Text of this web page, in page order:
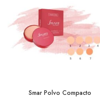
Smar Polvo Compacto